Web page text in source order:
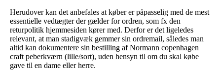
Herudover kan det anbefales at køber er påpasselig med de mest
essentielle vedtægter der gælder for ordren, som fx den
returpolitik hjemmesiden kører med. Derfor er det ligeledes
relevant, at man stadigvæk gemmer sin ordremail, således man
altid kan dokumentere sin bestilling af Normann copenhagen
craft peberkværn (lille/sort), uden hensyn til om du skal købe
gave til en dame eller herre.